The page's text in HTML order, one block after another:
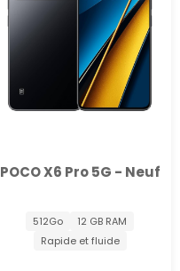
POCO X6 Pro 5G - Neuf
512Go
12 GB RAM
Rapide et fluide